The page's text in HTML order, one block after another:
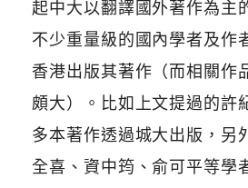
起中大以翻譯國外著作為主
不少重量級的國內學者及作
香港出版其著作（而相關作
頗大）。比如上文提過的許
多本著作透過城大出版，另
全喜、資中筠、俞可平等學